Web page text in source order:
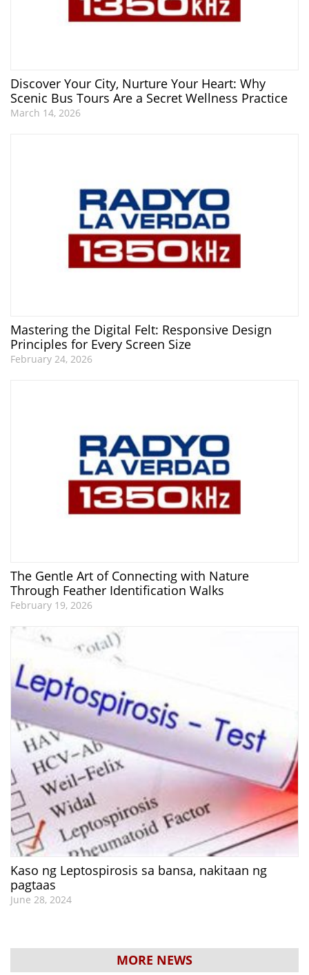
Discover Your City, Nurture Your Heart: Why
Scenic Bus Tours Are a Secret Wellness Practice
March 14, 2026
Mastering the Digital Felt: Responsive Design
Principles for Every Screen Size
February 24, 2026
The Gentle Art of Connecting with Nature
Through Feather Identification Walks
February 19, 2026
Kaso ng Leptospirosis sa bansa, nakitaan ng
pagtaas
June 28, 2024
MORE NEWS